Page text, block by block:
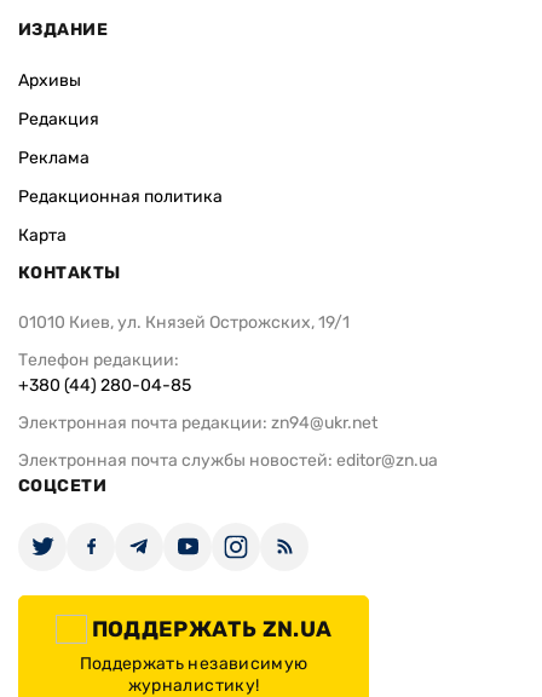
ИЗДАНИЕ
Архивы
Редакция
Реклама
Редакционная политика
Карта
КОНТАКТЫ
01010 Киев, ул. Князей Острожских, 19/1
Телефон редакции:
+380 (44) 280-04-85
Электронная почта редакции: zn94@ukr.net
Электронная почта службы новостей: editor@zn.ua
СОЦСЕТИ
ПОДДЕРЖАТЬ ZN.UA
Поддержать независимую
журналистику!